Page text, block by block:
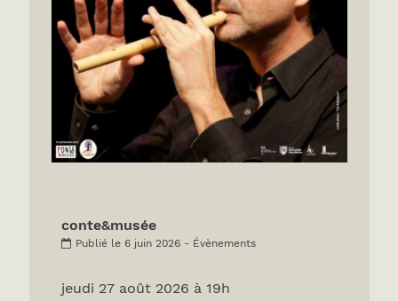
conte&musée
Publié le 6 juin 2026 - Évènements
jeudi 27 août 2026 à 19h